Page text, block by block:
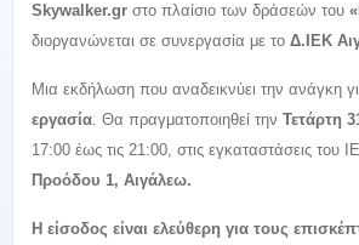
Skywalker.gr στο πλαίσιο των δράσεών του
διοργανώνεται σε συνεργασία με το Δ.ΙΕΚ
Μια εκδήλωση που αναδεικνύει την ανάγκη
εργασία. Θα πραγματοποιηθεί την Τετάρτη
17:00 έως τις 21:00, στις εγκαταστάσεις του
Προόδου 1, Αιγάλεω.
Η είσοδος είναι ελεύθερη για τους